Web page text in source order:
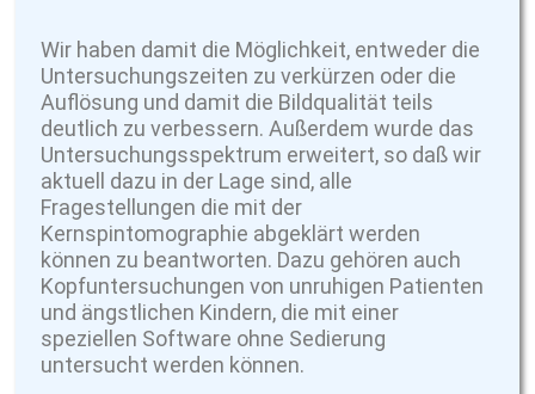
Wir haben damit die Möglichkeit, entweder die
Untersuchungszeiten zu verkürzen oder die
Auflösung und damit die Bildqualität teils
deutlich zu verbessern. Außerdem wurde das
Untersuchungsspektrum erweitert, so daß wir
aktuell dazu in der Lage sind, alle
Fragestellungen die mit der
Kernspintomographie abgeklärt werden
können zu beantworten. Dazu gehören auch
Kopfuntersuchungen von unruhigen Patienten
und ängstlichen Kindern, die mit einer
speziellen Software ohne Sedierung
untersucht werden können.